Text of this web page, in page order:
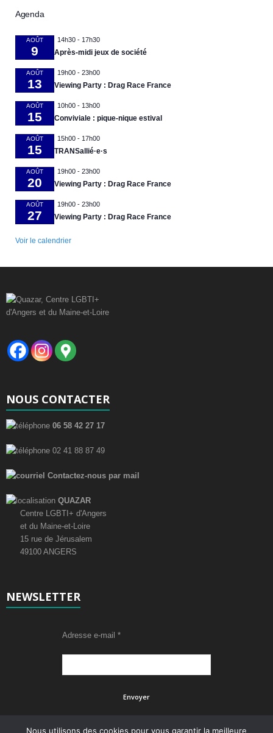
Agenda
AOÛT
9
14h30 - 17h30
Après-midi jeux de société
AOÛT
13
19h00 - 23h00
Viewing Party : Drag Race France
AOÛT
15
10h00 - 13h00
Conviviale : pique-nique estival
AOÛT
15
15h00 - 17h00
TRANSallié·e·s
AOÛT
20
19h00 - 23h00
Viewing Party : Drag Race France
AOÛT
27
19h00 - 23h00
Viewing Party : Drag Race France
Voir le calendrier
NOUS CONTACTER
06 58 42 27 17
02 41 88 87 49
Contactez-nous par mail
QUAZAR
Centre LGBTI+ d'Angers
et du Maine-et-Loire
15 rue de Jérusalem
49100 ANGERS
NEWSLETTER
Adresse e-mail *
Nous utilisons des cookies pour vous garantir la meilleure